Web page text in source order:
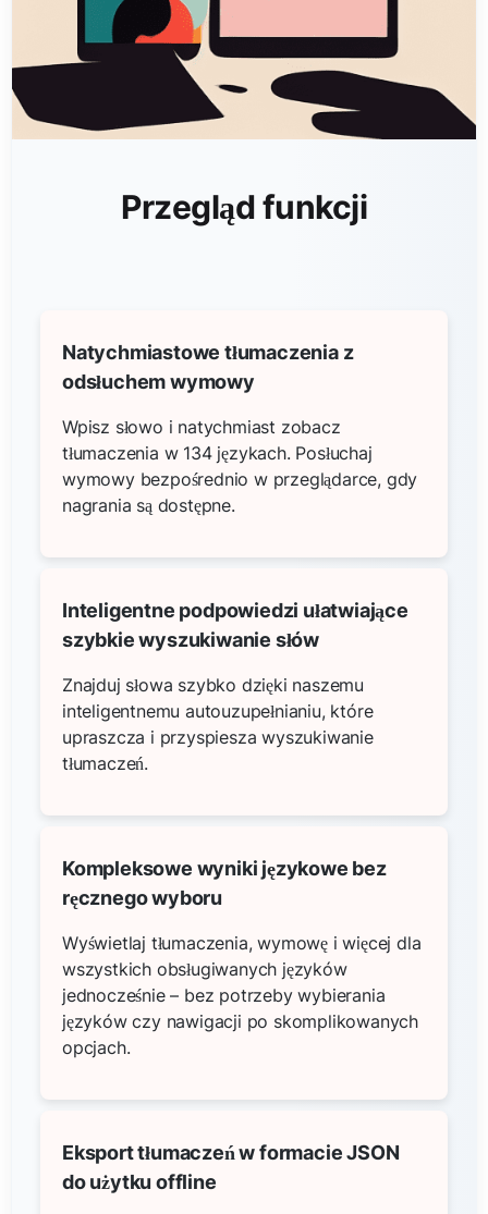
Przegląd funkcji
Natychmiastowe tłumaczenia z
odsłuchem wymowy
Wpisz słowo i natychmiast zobacz
tłumaczenia w 134 językach. Posłuchaj
wymowy bezpośrednio w przeglądarce, gdy
nagrania są dostępne.
Inteligentne podpowiedzi ułatwiające
szybkie wyszukiwanie słów
Znajduj słowa szybko dzięki naszemu
inteligentnemu autouzupełnianiu, które
upraszcza i przyspiesza wyszukiwanie
tłumaczeń.
Kompleksowe wyniki językowe bez
ręcznego wyboru
Wyświetlaj tłumaczenia, wymowę i więcej dla
wszystkich obsługiwanych języków
jednocześnie – bez potrzeby wybierania
języków czy nawigacji po skomplikowanych
opcjach.
Eksport tłumaczeń w formacie JSON
do użytku offline